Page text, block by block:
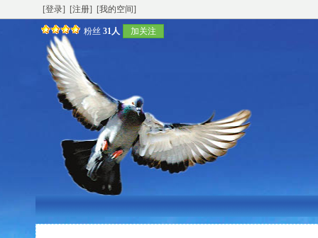
[登录] [注册] [我的空间]
粉丝 31人 加关注